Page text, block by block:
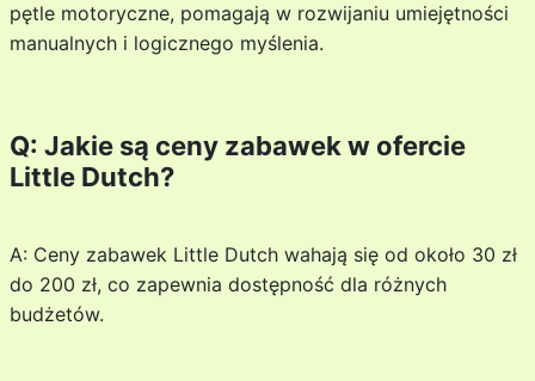
pętle motoryczne, pomagają w rozwijaniu umiejętności
manualnych i logicznego myślenia.
Q: Jakie są ceny zabawek w ofercie
Little Dutch?
A: Ceny zabawek Little Dutch wahają się od około 30 zł
do 200 zł, co zapewnia dostępność dla różnych
budżetów.